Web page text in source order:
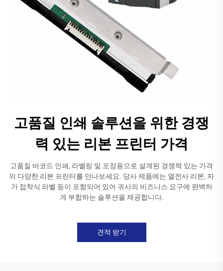
고품질 인쇄 솔루션을 위한 경쟁
력 있는 리본 프린터 가격
고품질 바코드 인쇄, 라벨링 및 포장용으로 설계된 경쟁력 있는 가격
의 다양한 리본 프린터를 만나보세요. 당사 제품에는 열전사 리본, 자
가 접착식 라벨 등이 포함되어 있어 귀사의 비즈니스 요구에 완벽하
게 부합하는 솔루션을 제공합니다.
견적 받기